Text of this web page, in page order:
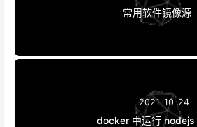
常用软件镜像源
2021-10-24
docker 中运行 nodejs